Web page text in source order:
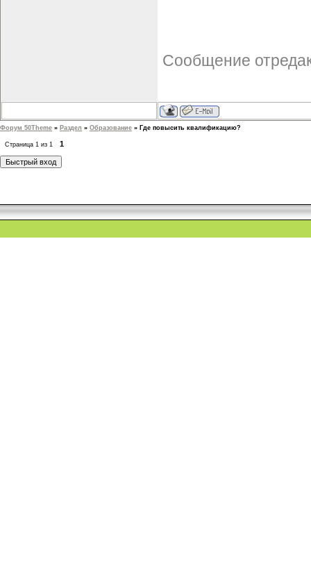
Сообщение
Форум 50Theme » Раздел » Образование » Где повысить квалификацию?
Страница 1 из 1 1